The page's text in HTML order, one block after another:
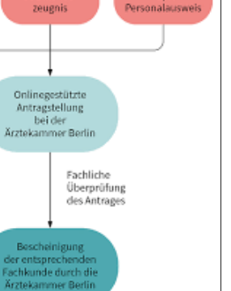
Gefahren